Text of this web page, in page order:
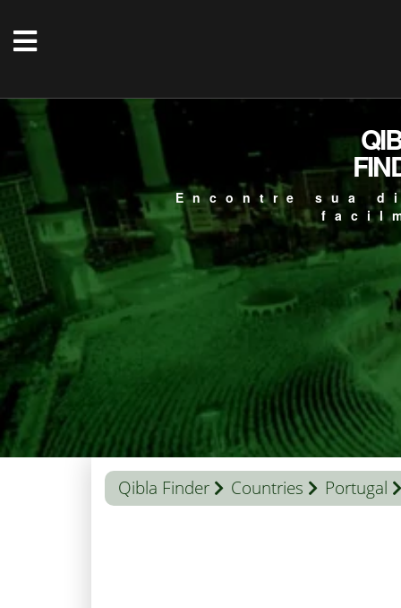
Encontre sua
Qibla Finder Countries Portugal